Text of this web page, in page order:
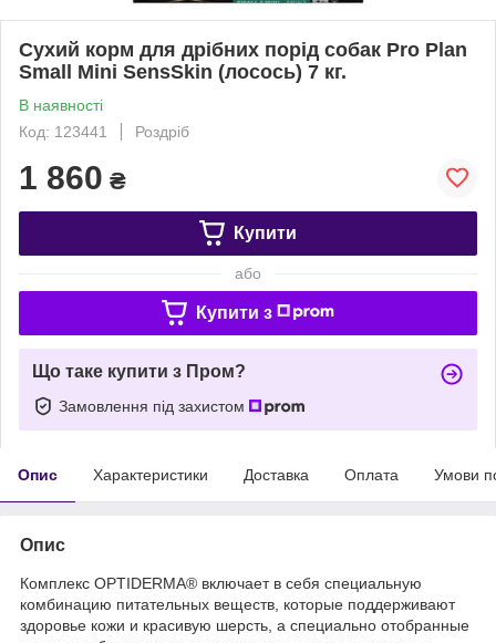
Сухий корм для дрібних порід собак Pro Plan
Small Mini SensSkin (лосось) 7 кг.
В наявності
Код: 123441
Роздріб
1 860 ₴
Купити
або
Купити з
Що таке купити з Пром?
Замовлення під захистом
Опис Характеристики Доставка Оплата Умови
Опис
Комплекс OPTIDERMA® включает в себя специальную
комбинацию питательных веществ, которые поддерживают
здоровье кожи и красивую шерсть, а специально отобранные